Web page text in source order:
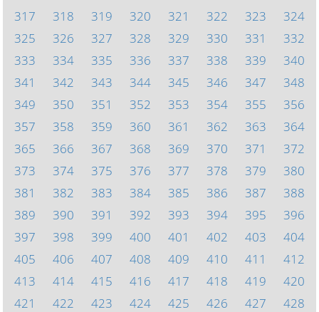
317
318 319 320 321 322 323
324
325
326 327 328 329 330 331
332
333
334 335 336 337 338 339
340
341
342 343 344 345 346 347
348
349
350 351 352 353 354 355
356
357
358 359 360 361 362 363
364
365
366 367 368 369 370 371
372
373
374 375 376 377 378 379
380
381
382 383 384 385 386 387
388
389
390 391 392 393 394 395
396
397
398 399 400 401 402 403
404
405
406 407 408 409 410 411
412
413
414 415 416 417 418 419
420
421
422 423 424 425 426 427 428